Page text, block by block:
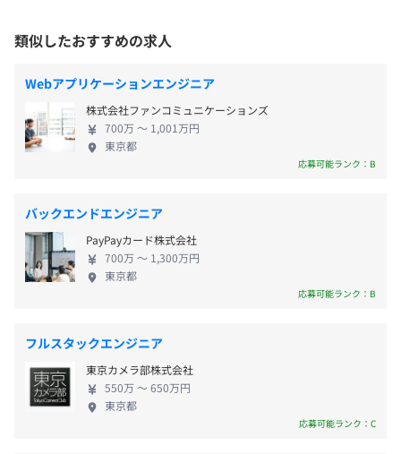
規約あり
Docker、Terraform
メンバーの実力／経験に合った仕事を割り当てます。
割り当てられた仕事の進め方、工夫すべき点などはご自身
の裁量やスクラムチームにお任せする場合が多いです。
受動喫煙防止措置に関する事項
・従業員に対する受動喫煙対策：あり
対策内容：屋内原則禁煙（喫煙スペースあり）
・JR、丸の内線、南北線「四ツ谷駅」より徒歩5分
・家族手当
・資格手当
・深夜手当
・出張手当
・家賃補助2万円/月※近隣地域限定
・出産祝
・退職金制度
業績連動賞与あり（年1回）
昇給あり（年1回）
各種社会保険完備
た。 ◆安定した業績 東京証券取引所スタンダード市
場に上場し、直近では海外展開もスタートしまし
た。 ◆働きやすい職場環境 少人数でアットホーム。
事業が安定しているからこそ従業員は自分の職務に
集中し、新しい挑戦も始められます。 転勤なし／客
先出張・常駐なし／フレックスタイム制／残業少 オ
フィス又は在宅ワークにて腰を落ち着けて、業務に
しっかり繋がれる雰囲気で、一人で悩むことは皆無
です。 向上心の高い方であれば、やりがいをもって
効率的に働ける環境です。
類似したおすすめの求人
Webアプリケーションエンジニア
株式会社ファンコミュニケーションズ
700万 〜 1,001万円
東京都
応募可能ランク：B
バックエンドエンジニア
PayPayカード株式会社
700万 〜 1,300万円
東京都
応募可能ランク：B
フルスタックエンジニア
東京カメラ部株式会社
550万 〜 650万円
東京都
応募可能ランク：C